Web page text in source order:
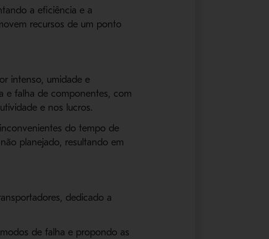
a eficiência e a
recursos de um ponto
intenso, umidade e
e falha de componentes, com
e nos lucros.
do tempo de
planejado, resultando em
dedicado a
de falha e propondo as